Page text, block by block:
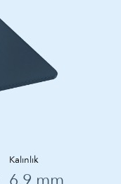
Kalınlık